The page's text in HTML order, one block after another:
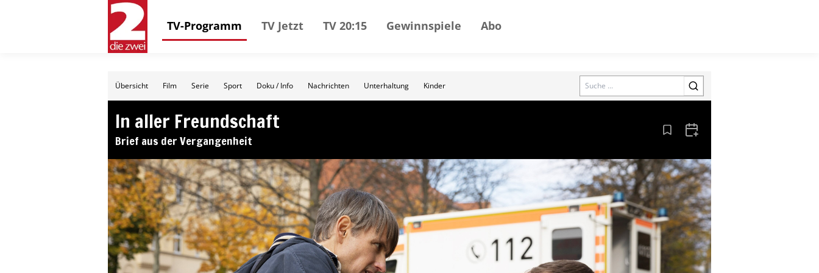
TV-Programm TV Jetzt TV 20:15 Gewinnspiele Abo
Übersicht Film Serie Sport Doku / Info Nachrichten Unterhaltung Kinder Search
In aller Freundschaft
Brief aus der Vergangenheit Aus den Lesezeichen entfernen
Zum Kalender hinzufügen